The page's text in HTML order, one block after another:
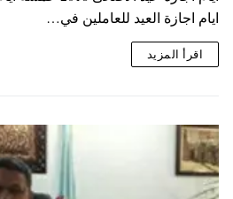
ايام اجازة العيد للعاملين في…
اقرأ المزيد